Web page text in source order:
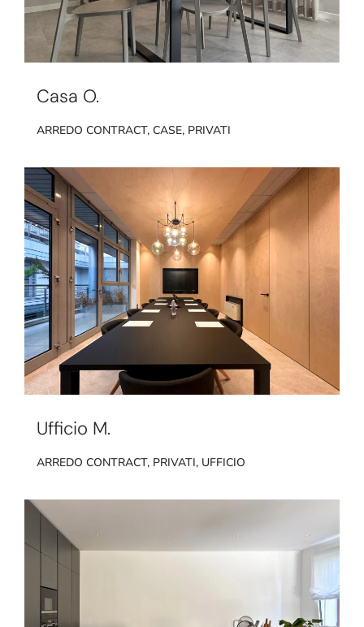
Casa O.
ARREDO CONTRACT, CASE, PRIVATI
Ufficio M.
ARREDO CONTRACT, PRIVATI, UFFICIO